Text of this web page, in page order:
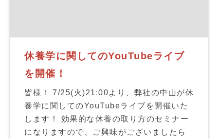
休養学に関してのYouTubeライブ
を開催！
皆様！ 7/25(火)21:00より、弊社の中山が休
養学に関してのYouTubeライブを開催いた
します！ 効果的な休養の取り方のセミナー
になりますので、ご興味がございましたら